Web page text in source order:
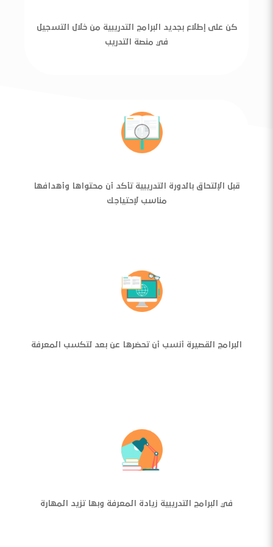
كن على إطلاع بجديد البرامج التدريبية من خلال التسجيل
في منصة التدريب
قبل الإلتحاق بالدورة التدريبية تأكد أن محتواها وأهدافها
مناسب لإحتياجك
البرامج القصيرة أنسب أن تحضرها عن بعد لتكسب المعرفة
في البرامج التدريبية زيادة المعرفة وبها تزيد المهارة